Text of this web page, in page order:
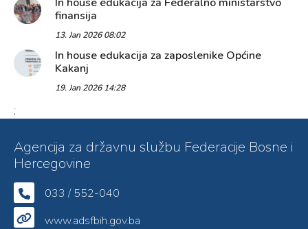
finansija
13. Jan 2026 08:02
In house edukacija za zaposlenike Općine
Kakanj
19. Jan 2026 14:28
;
Agencija za državnu službu Federacije Bosne i
Hercegovine
033 / 552-040
www.adsfbih.gov.ba